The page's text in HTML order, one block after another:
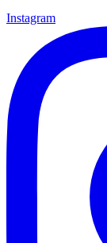
Instagram